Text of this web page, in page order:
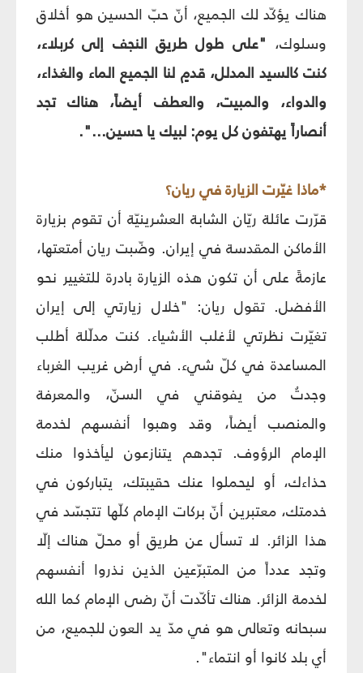
هناك يؤكّد لك الجميع، أنّ حبّ الحسين هو أخلاق
وسلوك، "على طول طريق النجف إلى كربلاء،
كنت كالسيد المدلل، قدمٍ لنا الجميع الماء والغذاء،
والدواء، والمبيت، والعطف أيضاً، هناك تجد
أنصاراً يهتفون كل يوم: لبيك يا حسين...".
*ماذا غيّرت الزيارة في ريان؟
قرّرت عائلة ريّان الشابة العشرينيّة أن تقوم بزيارة
الأماكن المقدسة في إيران. وضّبت ريان أمتعتها،
عازمةً على أن تكون هذه الزيارة بادرة للتغيير نحو
الأفضل. تقول ريان: "خلال زيارتي إلى إيران
تغيّرت نظرتي لأغلب الأشياء. كنت مدلّلة أطلب
المساعدة في كلّ شيء. في أرض غريب الغرباء
وجدتُ من يفوقني في السنّ، والمعرفة
والمنصب أيضاً، وقد وهبوا أنفسهم لخدمة
الإمام الرؤوف. تجدهم يتنازعون ليأخذوا منك
حذاءك، أو ليحملوا عنك حقيبتك، يتباركون في
خدمتك، معتبرين أنّ بركات الإمام كلّها تتجسّد في
هذا الزائر. لا تسأل عن طريق أو محلّ هناك إلّا
وتجد عدداً من المتبرّعين الذين نذروا أنفسهم
لخدمة الزائر. هناك تأكّدت أنّ رضى الإمام كما الله
سبحانه وتعالى هو في مدّ يد العون للجميع، من
أي بلد كانوا أو انتماء".